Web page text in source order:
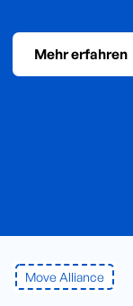
Mehr erfahren
Move Alliance